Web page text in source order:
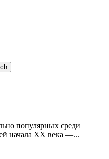
популярных среди
начала XX века —...